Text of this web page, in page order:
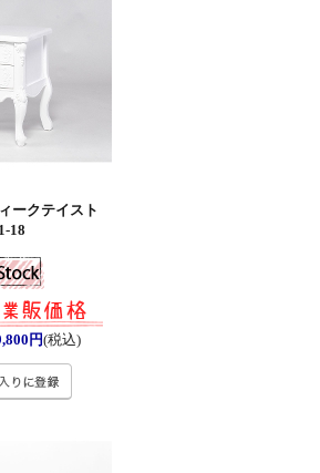
ークテイスト
18
円(税込)